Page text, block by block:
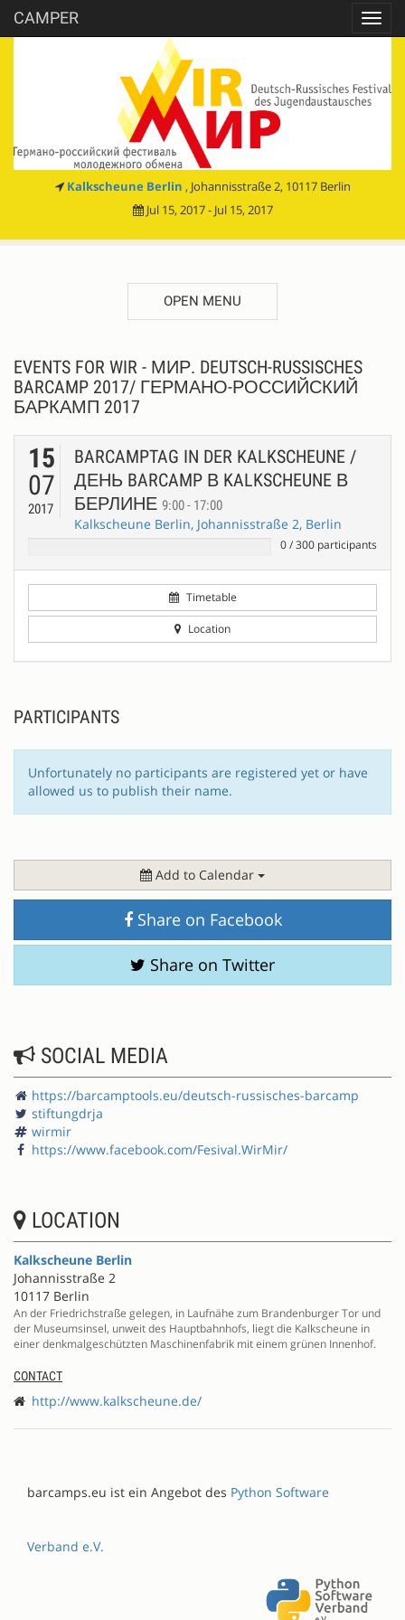
CAMPER
Kalkscheune Berlin , Johannisstraße 2, 10117 Berlin
Jul 15, 2017 - Jul 15, 2017
OPEN MENU
EVENTS FOR WIR - МИР. DEUTSCH-RUSSISCHES
BARCAMP 2017/ ГЕРМАНО-РОССИЙСКИЙ
БАРКАМП 2017
15
07
2017
BARCAMPTAG IN DER KALKSCHEUNE /
ДЕНЬ BARCAMP В KALKSCHEUNE В
БЕРЛИНЕ 9:00 - 17:00
Kalkscheune Berlin, Johannisstraße 2, Berlin
0/300 participants
Timetable
Location
PARTICIPANTS
Unfortunately no participants are registered yet or have
allowed us to publish their name.
Add to Calendar
Share on Facebook
Share on Twitter
SOCIAL MEDIA
https://barcamptools.eu/deutsch-russisches-barcamp
stiftungdrja
wirmir
https://www.facebook.com/Fesival.WirMir/
LOCATION
Kalkscheune Berlin
Johannisstraße 2
10117 Berlin
An der Friedrichstraße gelegen, in Laufnähe zum Brandenburger Tor und
der Museumsinsel, unweit des Hauptbahnhofs, liegt die Kalkscheune in
einer denkmalgeschützten Maschinenfabrik mit einem grünen Innenhof.
CONTACT
http://www.kalkscheune.de/
barcamps.eu ist ein Angebot des Python Software
Verband e.V.